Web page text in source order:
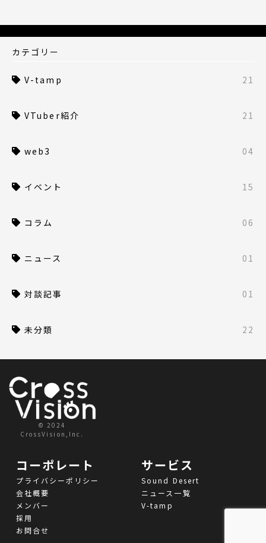
カテゴリー
V-tamp 21
VTuber紹介 21
web3 04
イベント 15
コラム 06
ニュース 01
対談記事 01
未分類 22
© 2024
CrossVision,Inc.
コーポレート
プライバシーポリシー
会社概要
メンバー
採用
お問合せ
サービス
Sound Desert
ニュース一覧
V-tamp